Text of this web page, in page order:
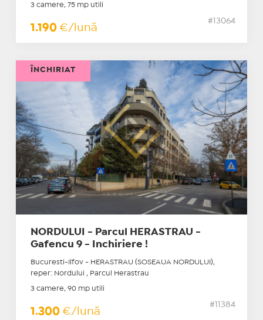
3 camere, 75 mp utili
1.190 €/lună
#13064
NORDULUI - Parcul HERASTRAU -
Gafencu 9 - Inchiriere !
Bucuresti-Ilfov - HERASTRAU (SOSEAUA NORDULUI),
reper: Nordului , Parcul Herastrau
3 camere, 90 mp utili
1.300 €/lună
#11384
ÎNCHIRIAT